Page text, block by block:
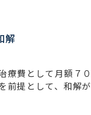
解
療費として月額７
前提として、和解